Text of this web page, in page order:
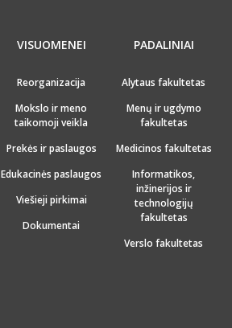
VISUOMENEI
Reorganizacija
Mokslo ir meno
taikomoji veikla
Prekės ir paslaugos
Edukacinės paslaugos
Viešieji pirkimai
Dokumentai
PADALINIAI
Alytaus fakultetas
Menų ir ugdymo
fakultetas
Medicinos fakultetas
Informatikos,
inžinerijos ir
technologijų
fakultetas
Verslo fakultetas